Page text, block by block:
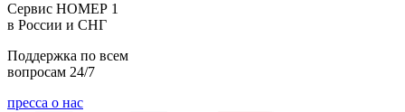
Cервис НОМЕР 1
в России и СНГ
Поддержка по всем
вопросам 24/7
пресса о нас